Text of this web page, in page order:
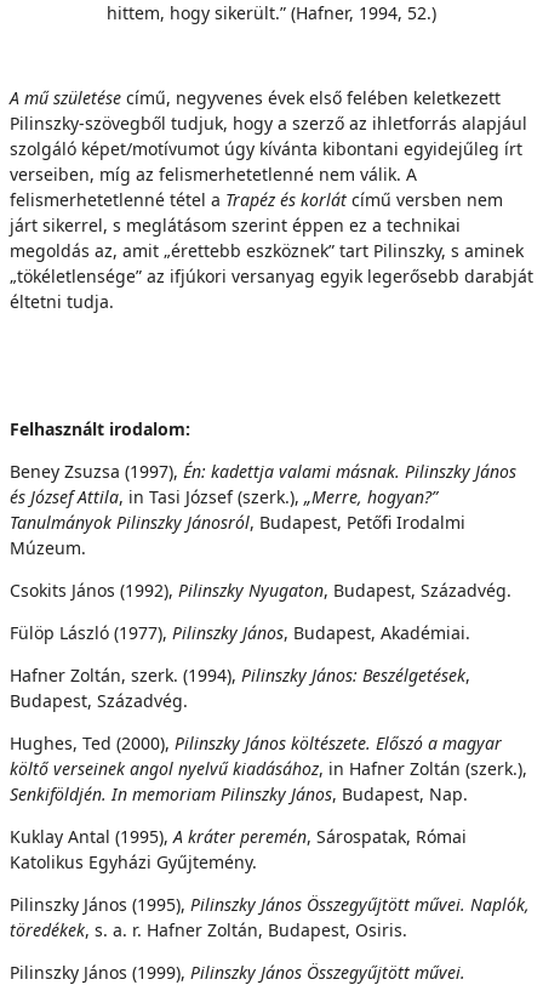
hittem, hogy sikerült.” (Hafner, 1994, 52.)
A mű születése című, negyvenes évek első felében keletkezett
Pilinszky-szövegből tudjuk, hogy a szerző az ihletforrás alapjául
szolgáló képet/motívumot úgy kívánta kibontani egyidejűleg írt
verseiben, míg az felismerhetetlenné nem válik. A
felismerhetetlenné tétel a Trapéz és korlát című versben nem
járt sikerrel, s meglátásom szerint éppen ez a technikai
megoldás az, amit „érettebb eszköznek” tart Pilinszky, s aminek
„tökéletlensége” az ifjúkori versanyag egyik legerősebb darabját
éltetni tudja.
Felhasznált irodalom:
Beney Zsuzsa (1997), Én: kadettja valami másnak. Pilinszky János
és József Attila, in Tasi József (szerk.), „Merre, hogyan?”
Tanulmányok Pilinszky Jánosról, Budapest, Petőfi Irodalmi
Múzeum.
Csokits János (1992), Pilinszky Nyugaton, Budapest, Századvég.
Fülöp László (1977), Pilinszky János, Budapest, Akadémiai.
Hafner Zoltán, szerk. (1994), Pilinszky János: Beszélgetések,
Budapest, Századvég.
Hughes, Ted (2000), Pilinszky János költészete. Előszó a magyar
költő verseinek angol nyelvű kiadásához, in Hafner Zoltán (szerk.),
Senkiföldjén. In memoriam Pilinszky János, Budapest, Nap.
Kuklay Antal (1995),A kráter peremén, Sárospatak, Római
Katolikus Egyházi Gyűjtemény.
Pilinszky János (1995), Pilinszky János Összegyűjtött művei. Naplók,
töredékek, s. a. r. Hafner Zoltán, Budapest, Osiris.
Pilinszky János (1999), Pilinszky János Összegyűjtött művei.